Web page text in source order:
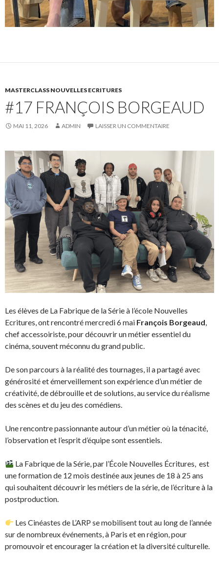
MASTERCLASS NOUVELLES ECRITURES
#17 FRANÇOIS BORGEAUD
MAI 11, 2026 ADMIN LAISSER UN COMMENTAIRE
Les élèves de La Fabrique de la Série à l’école Nouvelles
Ecritures, ont rencontré mercredi 6 mai François Borgeaud,
chef accessoiriste, pour découvrir un métier essentiel du
cinéma, souvent méconnu du grand public.
De son parcours à la réalité des tournages, il a partagé avec
générosité et émerveillement son expérience d’un métier de
créativité, de débrouille et de solutions, au service du réalisme
des scènes et du jeu des comédiens.
Une rencontre passionnante autour d’un métier où la ténacité,
l’observation et l’esprit d’équipe sont essentiels.
La Fabrique de la Série, par l’École Nouvelles Écritures, est
une formation de 12 mois destinée aux jeunes de 18 à 25 ans
qui souhaitent découvrir les métiers de la série, de l’écriture à la
postproduction.
Les Cinéastes de L’ARP se mobilisent tout au long de l’année
sur de nombreux événements, à Paris et en région, pour
promouvoir et encourager la création et la diversité culturelle.